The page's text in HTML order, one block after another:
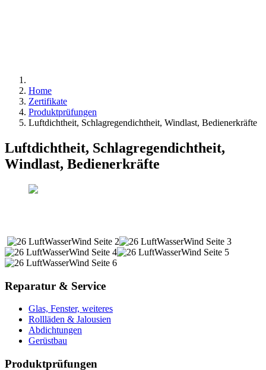
Home
Zertifikate
Produktprüfungen
Luftdichtheit, Schlagregendichtheit, Windlast, Bedienerkräfte
Luftdichtheit, Schlagregendichtheit,
Windlast, Bedienerkräfte
Reparatur & Service
Glas, Fenster, weiteres
Rollläden & Jalousien
Abdichtungen
Gerüstbau
Produktprüfungen